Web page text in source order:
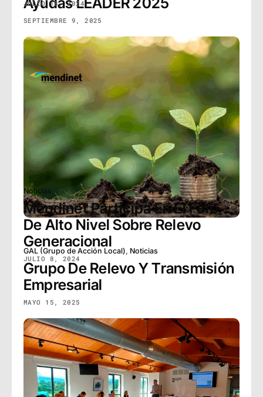
SEPTIEMBRE 9, 2025
GAL (Grupo de Acción Local), Noticias
Grupo De Relevo Y Transmisión
Empresarial
MAYO 15, 2025